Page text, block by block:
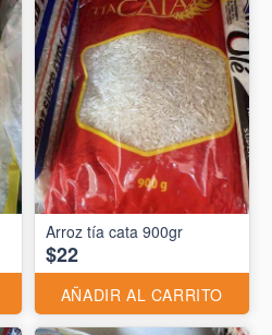
Arroz tía cata 900gr
$22
AÑADIR AL CARRITO